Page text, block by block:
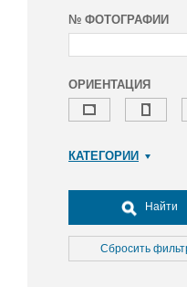
№ ФОТОГРАФИИ
ОРИЕНТАЦИЯ
КАТЕГОРИИ
Досуг, туризм и
Культура
Медицина
Найти
Сбросить